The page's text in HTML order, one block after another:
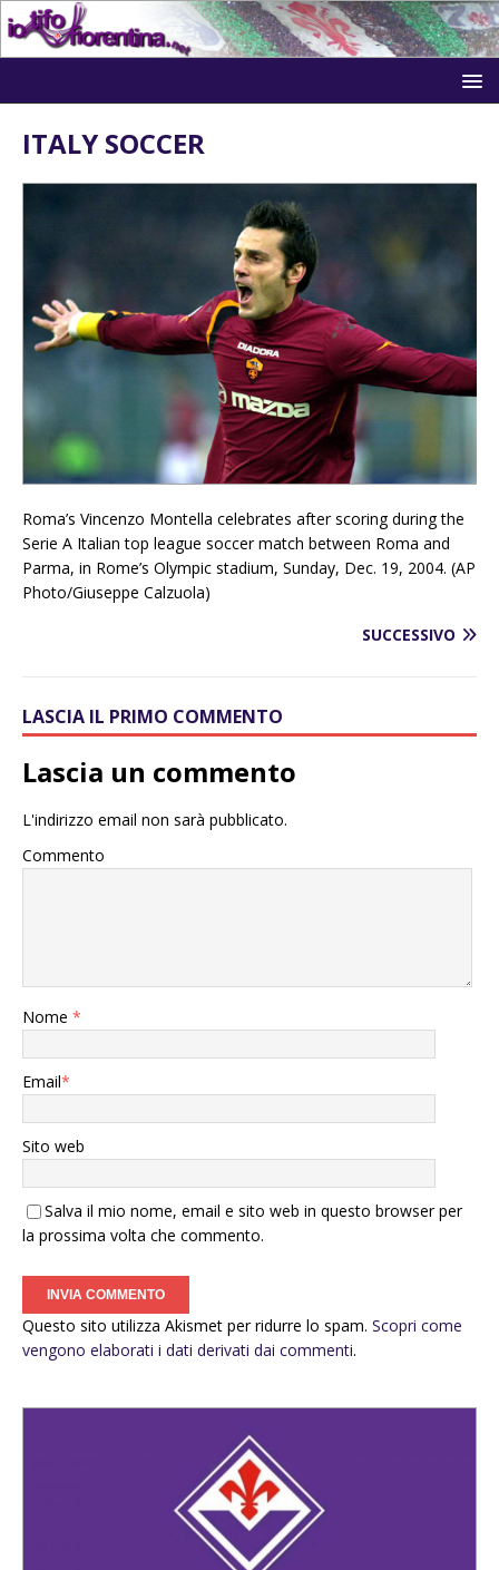
ITALY SOCCER
Roma’s Vincenzo Montella celebrates after scoring during the
Serie A Italian top league soccer match between Roma and
Parma, in Rome’s Olympic stadium, Sunday, Dec. 19, 2004. (AP
Photo/Giuseppe Calzuola)
SUCCESSIVO
LASCIA IL PRIMO COMMENTO
Lascia un commento
L'indirizzo email non sarà pubblicato.
Commento
Nome *
Email*
Sito web
Salva il mio nome, email e sito web in questo browser per
la prossima volta che commento.
Questo sito utilizza Akismet per ridurre lo spam. Scopri come
vengono elaborati i dati derivati dai commenti.